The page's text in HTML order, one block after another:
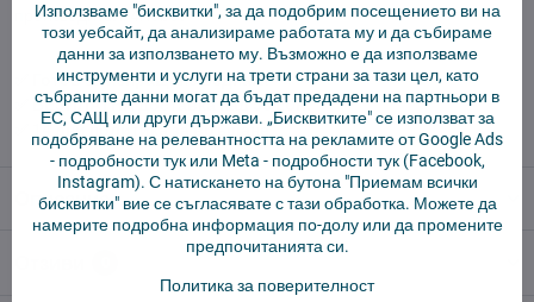
производител: 4Robot
✅ Готов за изпращане веднага
✅ БЕЗПЛАТНА доставка над 55 EUR.
✅ 14 дни политика за връщане
Описание
Използваме "бисквитки", за да подобрим посещението ви на
този уебсайт, да анализираме работата му и да събираме
данни за използването му. Възможно е да използваме
инструменти и услуги на трети страни за тази цел, като
събраните данни могат да бъдат предадени на партньори в
ЕС, САЩ или други държави. „Бисквитките" се използват за
подобряване на релевантността на рекламите от Google Ads
- подробности тукили Meta - подробности тук(Facebook,
Instagram). С натискането на бутона "Приемам всички
бисквитки" вие се съгласявате с тази обработка. Можете да
намерите подробна информация по-долу или да промените
предпочитанията си.
Политика за поверителност